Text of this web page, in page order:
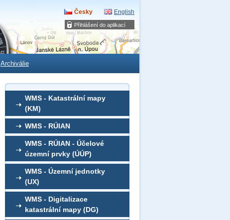
Přihlášení do aplikací
Česky English
Archiválie
WMS - Katastrální mapy
(KM)
WMS - RÚIAN
WMS - RÚIAN - Účelové
územní prvky (ÚÚP)
WMS - Územní jednotky
(UX)
WMS - Digitalizace
katastrální mapy (DG)